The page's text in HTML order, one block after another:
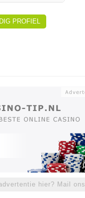
PROFIEL
hier? Mail ons